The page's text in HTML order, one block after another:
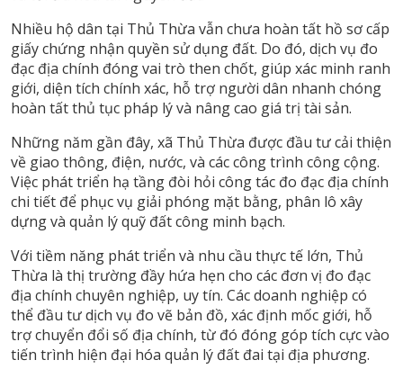
Nhiều hộ dân tại Thủ Thừa vẫn chưa hoàn tất hồ sơ cấp
giấy chứng nhận quyền sử dụng đất. Do đó, dịch vụ đo
đạc địa chính đóng vai trò then chốt, giúp xác minh ranh
giới, diện tích chính xác, hỗ trợ người dân nhanh chóng
hoàn tất thủ tục pháp lý và nâng cao giá trị tài sản.
Những năm gần đây, xã Thủ Thừa được đầu tư cải thiện
về giao thông, điện, nước, và các công trình công cộng.
Việc phát triển hạ tầng đòi hỏi công tác đo đạc địa chính
chi tiết để phục vụ giải phóng mặt bằng, phân lô xây
dựng và quản lý quỹ đất công minh bạch.
Với tiềm năng phát triển và nhu cầu thực tế lớn, Thủ
Thừa là thị trường đầy hứa hẹn cho các đơn vị đo đạc
địa chính chuyên nghiệp, uy tín. Các doanh nghiệp có
thể đầu tư dịch vụ đo vẽ bản đồ, xác định mốc giới, hỗ
trợ chuyển đổi số địa chính, từ đó đóng góp tích cực vào
tiến trình hiện đại hóa quản lý đất đai tại địa phương.